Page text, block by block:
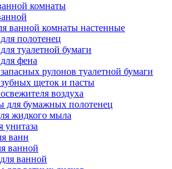
комнаты
ванной комнаты настенные
полотенец
туалетной бумаги
фена
рулонов туалетной бумаги
щеток и пасты
воздуха
для бумажных полотенец
жидкого мыла
ванн
ванной
ванной